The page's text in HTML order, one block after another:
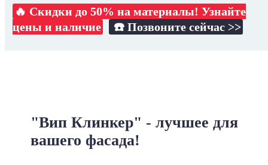
🔥 Скидки до 50% на материалы! Узнайте
цены и наличие
☎️ Позвоните сейчас >>
"Вип Клинкер" - лучшее для
вашего фасада!